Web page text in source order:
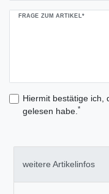
FRAGE ZUM ARTIKEL*
Hiermit bestätige ich,
gelesen habe. *
weitere Artikelinfos